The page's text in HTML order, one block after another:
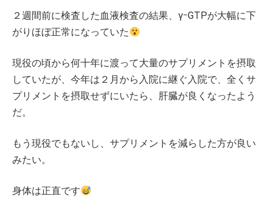
２週間前に検査した血液検査の結果、γｰGTPが大幅に下
がりほぼ正常になっていた
現役の頃から何十年に渡って大量のサプリメントを摂取
していたが、今年は２月から入院に継ぐ入院で、全くサ
プリメントを摂取せずにいたら、肝臓が良くなったよう
だ。
もう現役でもないし、サプリメントを減らした方が良い
みたい。
身体は正直です